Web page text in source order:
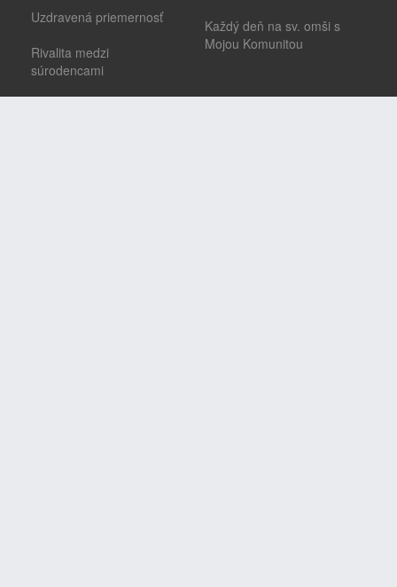
Uzdravená priemernosť
Rivalita medzi
súrodencami
Každý deň na sv. omši s
Mojou Komunitou